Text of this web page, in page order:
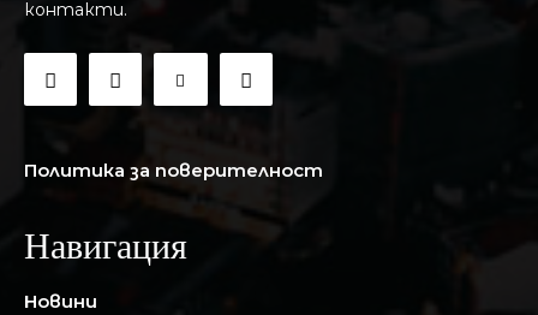
контакти.
Политика за поверителност
Навигация
Новини